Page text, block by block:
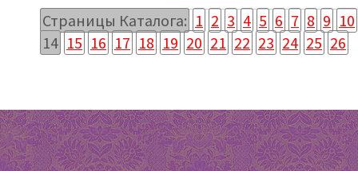
Страницы Каталога: 1 2 3 4 5 6 7 8 9 10
14 15 16 17 18 19 20 21 22 23 24 25 26